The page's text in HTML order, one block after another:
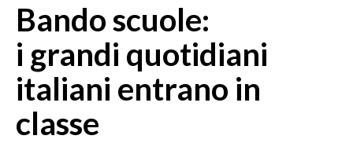
Bando scuole:
i grandi quotidiani
italiani entrano in
classe